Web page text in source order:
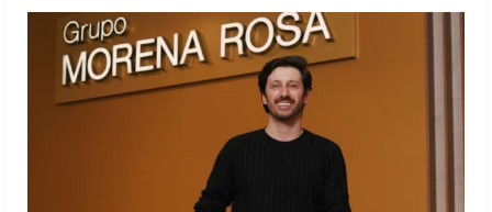
5
3 de agosto de 2026